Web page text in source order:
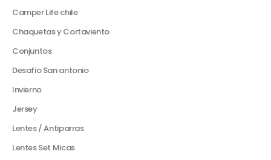
Camper Life chile
Chaquetas y Cortaviento
Conjuntos
Desafio San antonio
Invierno
Jersey
Lentes / Antiparras
Lentes Set Micas